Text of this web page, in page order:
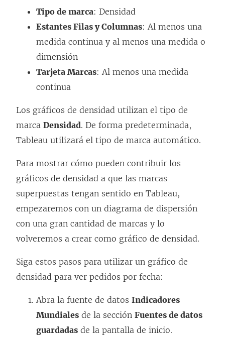
Tipo de marca: Densidad
Estantes Filas y Columnas: Al menos una
medida continua y al menos una medida o
dimensión
Tarjeta Marcas: Al menos una medida
continua
Los gráficos de densidad utilizan el tipo de
marca Densidad. De forma predeterminada,
Tableau utilizará el tipo de marca automático.
Para mostrar cómo pueden contribuir los
gráficos de densidad a que las marcas
superpuestas tengan sentido en Tableau,
empezaremos con un diagrama de dispersión
con una gran cantidad de marcas y lo
volveremos a crear como gráfico de densidad.
Siga estos pasos para utilizar un gráfico de
densidad para ver pedidos por fecha:
Abra la fuente de datos Indicadores
Mundiales de la sección Fuentes de datos
guardadas de la pantalla de inicio.